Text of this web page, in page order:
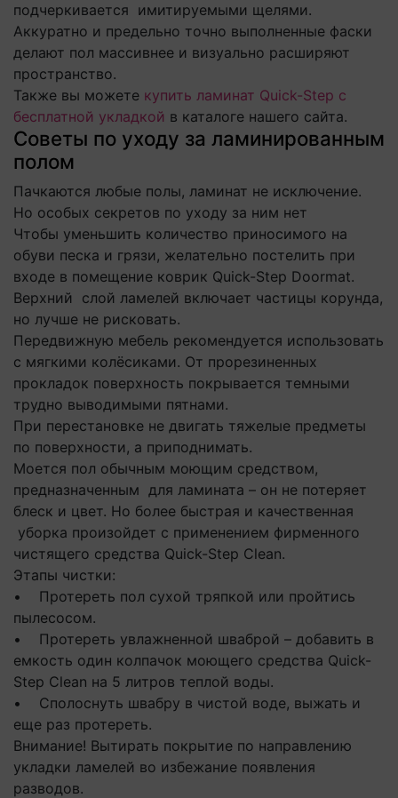
подчеркивается имитируемыми щелями.
Аккуратно и предельно точно выполненные фаски
делают пол массивнее и визуально расширяют
пространство.
Также вы можете купить ламинат Quick-Step с
бесплатной укладкой в каталоге нашего сайта.
Советы по уходу за ламинированным
полом
Пачкаются любые полы, ламинат не исключение.
Но особых секретов по уходу за ним нет
Чтобы уменьшить количество приносимого на
обуви песка и грязи, желательно постелить при
входе в помещение коврик Quick-Step Doormat.
Верхний слой ламелей включает частицы корунда,
но лучше не рисковать.
Передвижную мебель рекомендуется использовать
с мягкими колёсиками. От прорезиненных
прокладок поверхность покрывается темными
трудно выводимыми пятнами.
При перестановке не двигать тяжелые предметы
по поверхности, а приподнимать.
Моется пол обычным моющим средством,
предназначенным для ламината – он не потеряет
блеск и цвет. Но более быстрая и качественная
уборка произойдет с применением фирменного
чистящего средства Quick-Step Clean.
Этапы чистки:
• Протереть пол сухой тряпкой или пройтись
пылесосом.
• Протереть увлажненной шваброй – добавить в
емкость один колпачок моющего средства Quick-
Step Clean на 5 литров теплой воды.
• Сполоснуть швабру в чистой воде, выжать и
еще раз протереть.
Внимание! Вытирать покрытие по направлению
укладки ламелей во избежание появления
разводов.